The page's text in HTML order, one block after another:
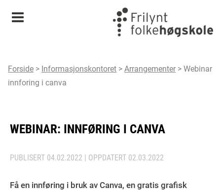
Meny
Forside > Informasjonskontoret >Arrangementer >Webinar
innforing i canva
WEBINAR: INNFØRING I CANVA
PUBLISERT 04.02.2022 | OPPDATERT 02.03.2022
Få en innføring i bruk av Canva, en gratis grafisk